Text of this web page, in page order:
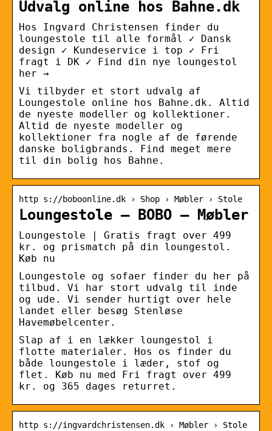
Udvalg online hos Bahne.dk
Hos Ingvard Christensen finder du
loungestole til alle formål ✓ Dansk
design ✓ Kundeservice i top ✓ Fri
fragt i DK ✓ Find din nye loungestol
her →
Vi tilbyder et stort udvalg af
Loungestole online hos Bahne.dk. Altid
de nyeste modeller og kollektioner.
Altid de nyeste modeller og
kollektioner fra nogle af de førende
danske boligbrands. Find meget mere
til din bolig hos Bahne.
http s://boboonline.dk › Shop › Møbler › Stole
Loungestole – BOBO – Møbler
Loungestole | Gratis fragt over 499
kr. og prismatch på din loungestol.
Køb nu
Loungestole og sofaer finder du her på
tilbud. Vi har stort udvalg til inde
og ude. Vi sender hurtigt over hele
landet eller besøg Stenløse
Havemøbelcenter.
Slap af i en lækker loungestol i
flotte materialer. Hos os finder du
både loungestole i læder, stof og
flet. Køb nu med Fri fragt over 499
kr. og 365 dages returret.
http s://ingvardchristensen.dk › Møbler › Stole